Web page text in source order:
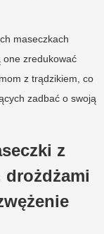
maseczkach
one zredukować
z trądzikiem, co
zadbać o swoją
z
drożdżami